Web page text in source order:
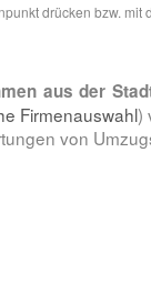
drücken bzw.
aus der
Firmenauswahl)
von